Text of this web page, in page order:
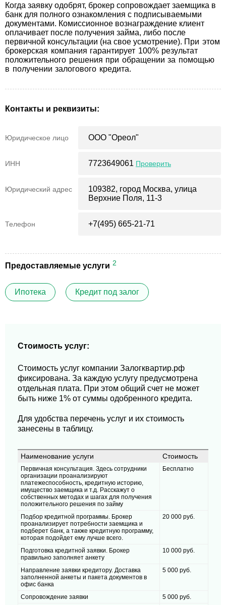
Когда заявку одобрят, брокер сопровождает заемщика в
банк для полного ознакомления с подписываемыми
документами. Комиссионное вознаграждение клиент
оплачивает после получения займа, либо после
первичной консультации (на свое усмотрение). При этом
брокерская компания гарантирует 100% результат
положительного решения при обращении за помощью
в получении залогового кредита.
Контакты и реквизиты:
Юридическое лицо ООО "Ореол"
ИНН 7723649061 Проверить
Юридический адрес
109382, город Москва, улица
Верхние Поля, 11-3
Телефон +7(495) 665-21-71
Предоставляемые услуги 2
Ипотека Кредит под залог
Стоимость услуг:
Стоимость услуг компании Залогквартир.рф
фиксирована. За каждую услугу предусмотрена
отдельная плата. При этом общий счет не может
быть ниже 1% от суммы одобренного кредита.
Для удобства перечень услуг и их стоимость
занесены в таблицу.
Наименование услуги Стоимость
Первичная консультация. Здесь сотрудники
организации проанализируют
платежеспособность, кредитную историю,
имущество заемщика и т.д. Расскажут о
собственных методах и шагах для получения
положительного решения по займу
Бесплатно
Подбор кредитной программы. Брокер
проанализирует потребности заемщика и
подберет банк, а также кредитную программу,
которая подойдет ему лучше всего.
20 000 руб.
Подготовка кредитной заявки. Брокер
правильно заполняет анкету
10 000 руб.
Направление заявки кредитору. Доставка
заполненной анкеты и пакета документов в
офис банка
5 000 руб.
Сопровождение заявки
5 000 руб.